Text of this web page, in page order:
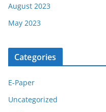
August 2023
May 2023
Categories
E-Paper
Uncategorized